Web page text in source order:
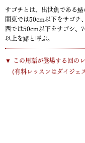
サゴチとは、出世魚である鰆
関東では50cm以下をサゴチ
西では50cm以下をサゴシ、
以上を鰆と呼ぶ。
​▼ この用語が登場する回の
​(有料レッスンはダイジェ